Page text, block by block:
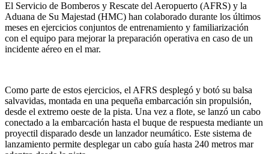
El Servicio de Bomberos y Rescate del Aeropuerto (AFRS) y la
Aduana de Su Majestad (HMC) han colaborado durante los últimos
meses en ejercicios conjuntos de entrenamiento y familiarización
con el equipo para mejorar la preparación operativa en caso de un
incidente aéreo en el mar.
Como parte de estos ejercicios, el AFRS desplegó y botó su balsa
salvavidas, montada en una pequeña embarcación sin propulsión,
desde el extremo oeste de la pista. Una vez a flote, se lanzó un cabo
conectado a la embarcación hasta el buque de respuesta mediante un
proyectil disparado desde un lanzador neumático. Este sistema de
lanzamiento permite desplegar un cabo guía hasta 240 metros mar